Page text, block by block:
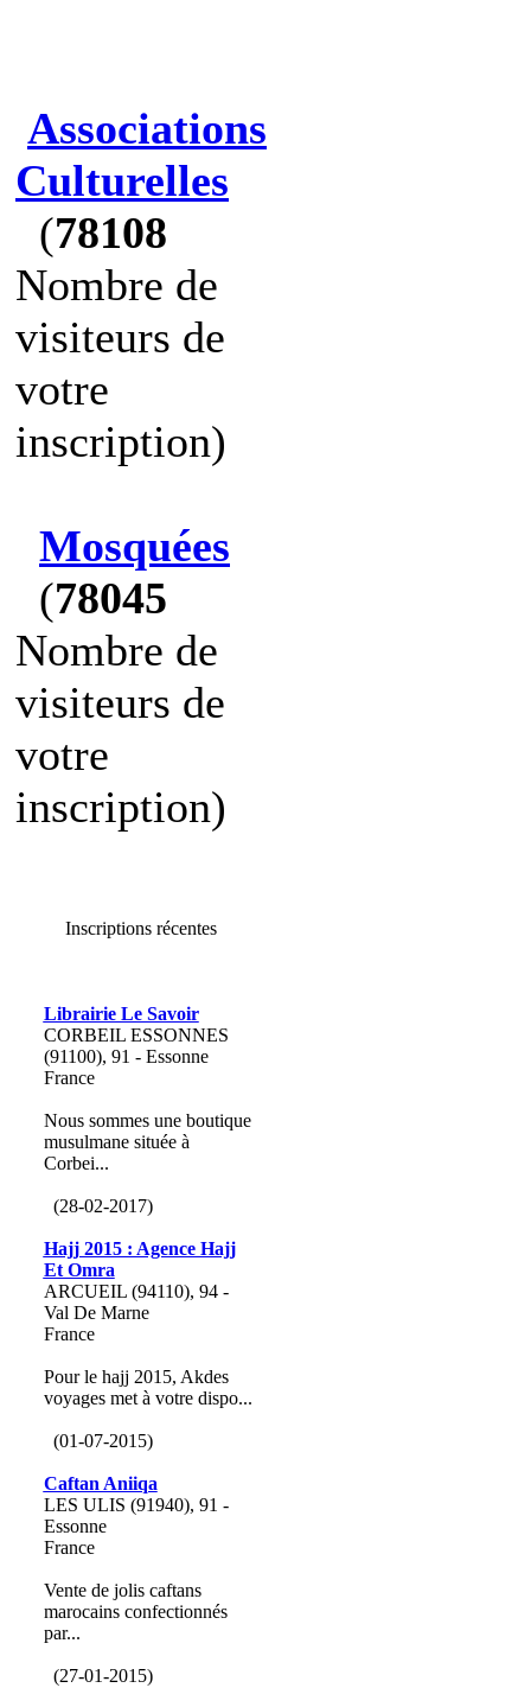
Associations
Culturelles
(78108
Nombre de
visiteurs de
votre
inscription)
Mosquées
(78045
Nombre de
visiteurs de
votre
inscription)
Inscriptions récentes
Librairie Le Savoir
CORBEIL ESSONNES
(91100), 91 - Essonne
France
Nous sommes une boutique
musulmane située à
Corbei...
(28-02-2017)
Hajj 2015 : Agence Hajj
Et Omra
ARCUEIL (94110), 94 -
Val De Marne
France
Pour le hajj 2015, Akdes
voyages met à votre dispo...
(01-07-2015)
Caftan Aniiqa
LES ULIS (91940), 91 -
Essonne
France
Vente de jolis caftans
marocains confectionnés
par...
(27-01-2015)